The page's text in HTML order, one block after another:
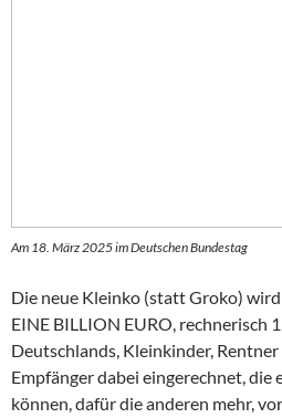
Am 18. März 2025 im Deutschen Bundestag
Die neue Kleinko (statt Groko)
EINE BILLION EURO, rechnerisch
Deutschlands, Kleinkinder, Rentner
Empfänger dabei eingerechnet, die
können, dafür die anderen mehr,